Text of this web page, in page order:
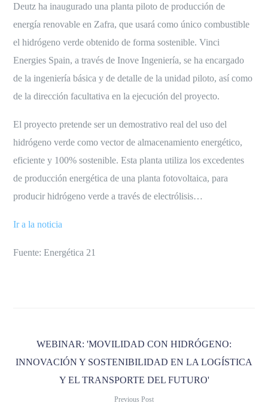
Deutz ha inaugurado una planta piloto de producción de
energía renovable en Zafra, que usará como único combustible
el hidrógeno verde obtenido de forma sostenible. Vinci
Energies Spain, a través de Inove Ingeniería, se ha encargado
de la ingeniería básica y de detalle de la unidad piloto, así como
de la dirección facultativa en la ejecución del proyecto.
El proyecto pretende ser un demostrativo real del uso del
hidrógeno verde como vector de almacenamiento energético,
eficiente y 100% sostenible. Esta planta utiliza los excedentes
de producción energética de una planta fotovoltaica, para
producir hidrógeno verde a través de electrólisis…
Ir a la noticia
Fuente: Energética 21
WEBINAR: 'MOVILIDAD CON HIDRÓGENO:
INNOVACIÓN Y SOSTENIBILIDAD EN LA LOGÍSTICA
Y EL TRANSPORTE DEL FUTURO'
Previous Post